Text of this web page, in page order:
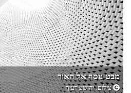
מבט נוסף אל האור
צילום:יהושע רעיף